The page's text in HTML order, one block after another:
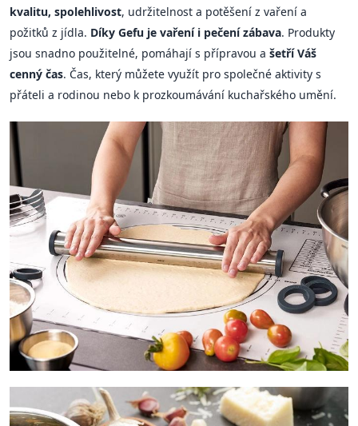
kvalitu, spolehlivost, udržitelnost a potěšení z vaření a
požitků z jídla. Díky Gefu je vaření i pečení zábava. Produkty
jsou snadno použitelné, pomáhají s přípravou a šetří Váš
cenný čas. Čas, který můžete využít pro společné aktivity s
přáteli a rodinou nebo k prozkoumávání kuchařského umění.